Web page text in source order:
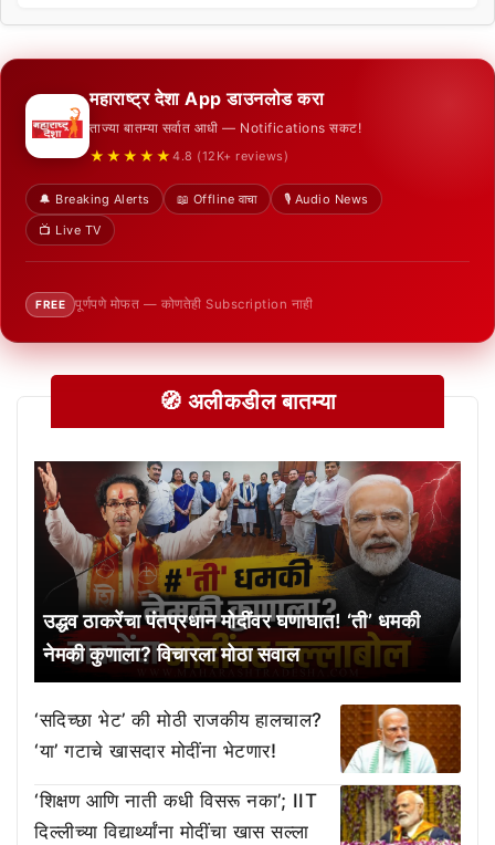
महाराष्ट्र देशा App डाउनलोड करा
ताज्या बातम्या सर्वात आधी — Notifications सकट!
★★★★★ 4.8 (12K+ reviews)
🔔 Breaking Alerts 📖 Offline वाचा
🎙️ Audio News
📺 Live TV
FREE पूर्णपणे मोफत — कोणतेही Subscription नाही
🧭 अलीकडील बातम्या
उद्धव ठाकरेंचा पंतप्रधान मोदींवर घणाघात! ‘ती’ धमकी
नेमकी कुणाला? विचारला मोठा सवाल
‘सदिच्छा भेट’ की मोठी राजकीय हालचाल?
‘या’ गटाचे खासदार मोदींना भेटणार!
‘शिक्षण आणि नाती कधी विसरू नका’; IIT
दिल्लीच्या विद्यार्थ्यांना मोदींचा खास सल्ला